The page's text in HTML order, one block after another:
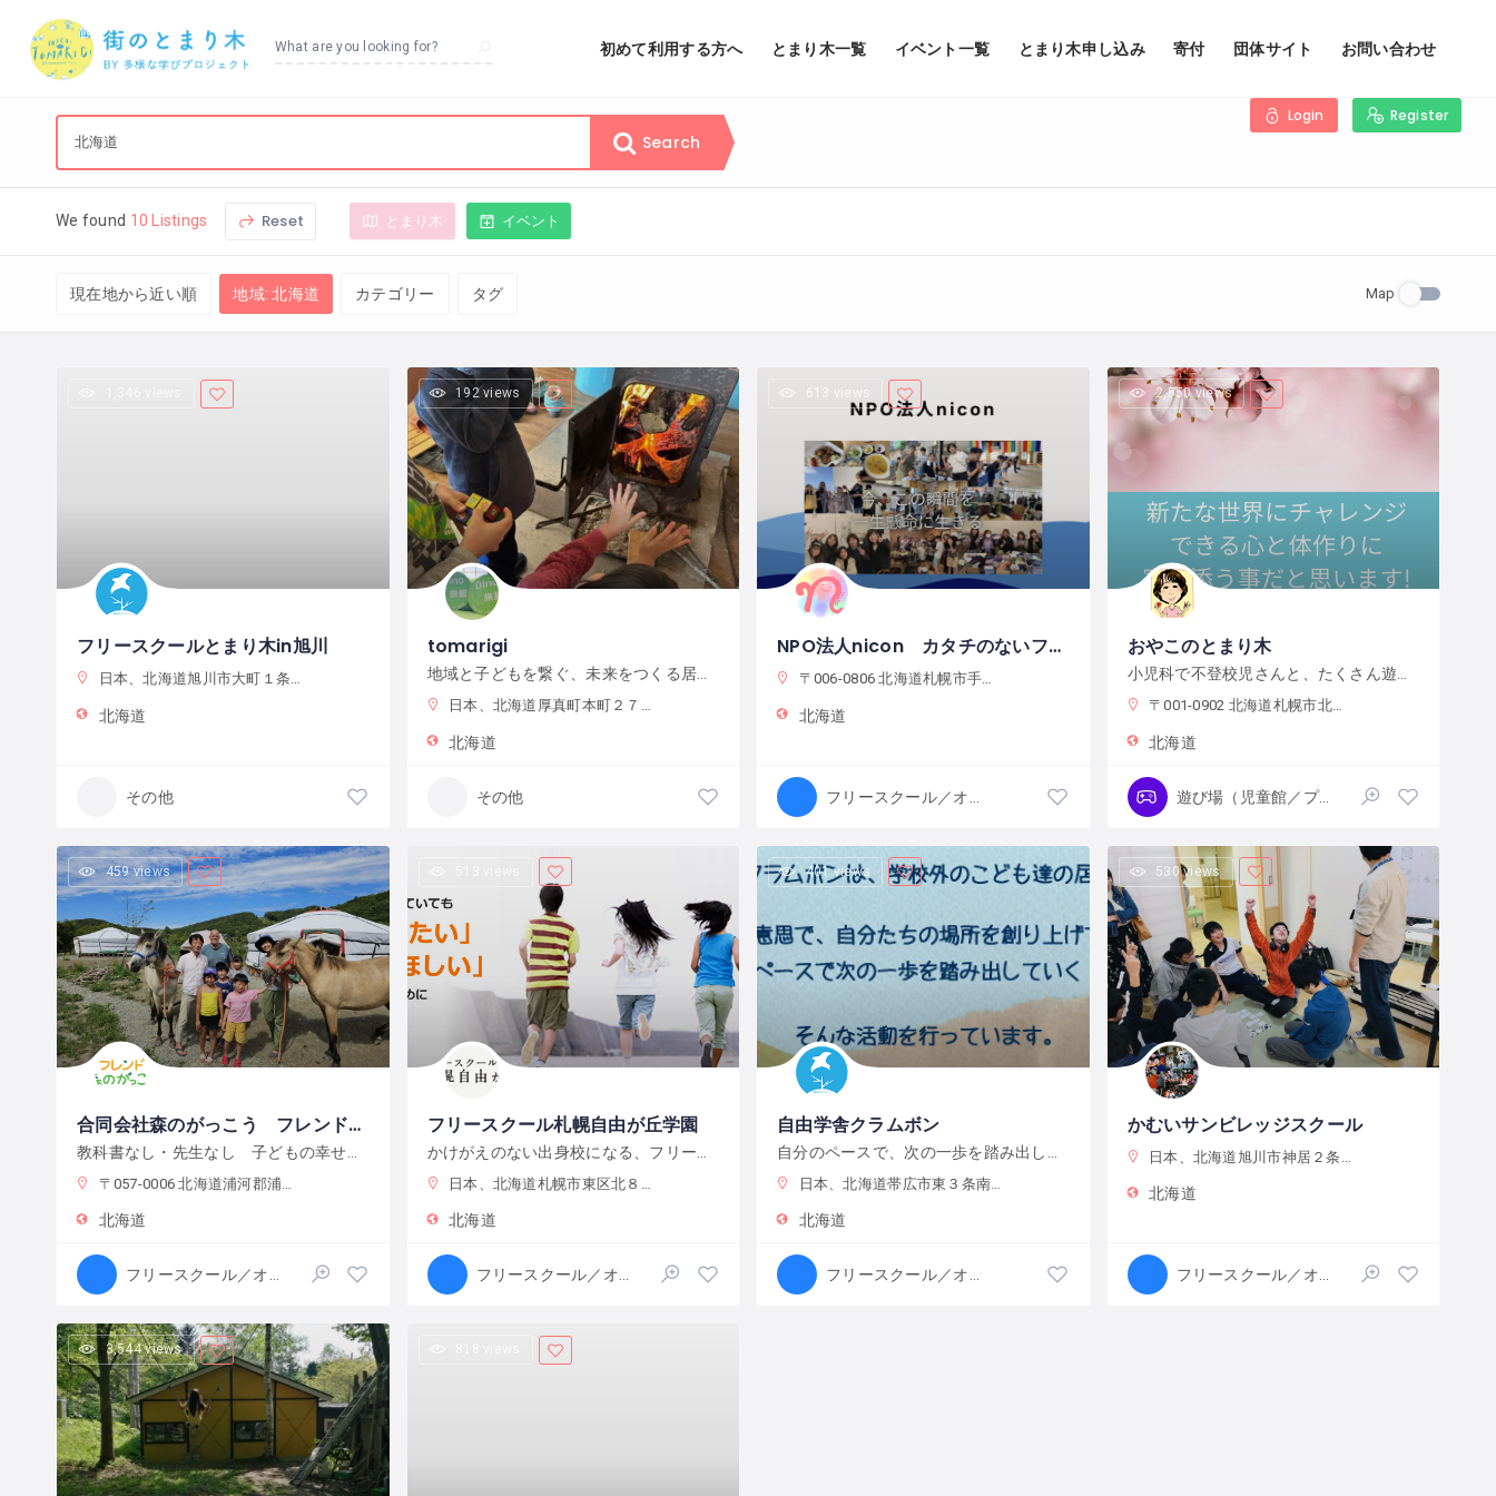
What are you looking for? 初めて利用する方へ とまり木一覧 イベント一覧 とまり木申し込み 寄付 団体サイト お問い合わせ
Login Register
Search
We found 10 Listings Reset とまり木 イベント
現在地から近い順 地域: 北海道 カテゴリー タグ Map
フリースクールとまり木in旭川
日本、北海道旭川市大町１条１２丁目
北海道
その他
192 views
tomarigi
日本、北海道厚真町本町２７−１
北海道
その他
613 views
NPO法人nicon カタチのないフリースクールいきばしょ
〒006-0806 北海道札幌市手稲区新発寒６条６丁目３−１ 札幌市立新陵小学校
北海道
2,550 views
おやこのとまり木
〒001-0902 北海道札幌市北区新琴似２条８丁目１−２０ 札幌市新琴似・新川地区センター
北海道
遊び場（児童館／プレーパーク）
459 views
合同会社森のがっこう フレンド森のがっこう
〒057-0006 北海道浦河郡浦河町東町かしわ４丁目３３９−１４
北海道
フリースクール札幌自由が丘学園
日本、北海道札幌市東区北８条東１丁目３−１０
北海道
401 views
自由学舎クラムボン
日本、北海道帯広市東３条南２７丁目 地域密着型介護老人施設奏～かなで～
北海道
530 views
かむいサンビレッジスクール
日本、北海道旭川市神居２条１８丁目５−７
北海道
3,544 views